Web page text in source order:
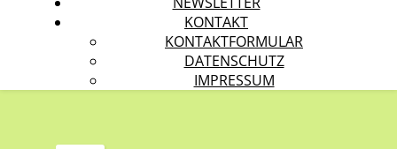
KONTAKT
KONTAKTFORMULAR
DATENSCHUTZ
IMPRESSUM